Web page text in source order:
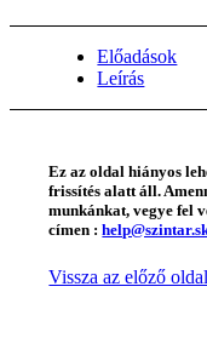
Előadások
Leírás
Ez az oldal hiányos
frissítés alatt áll.
munkánkat, vegye fel
címen :
Vissza az előző